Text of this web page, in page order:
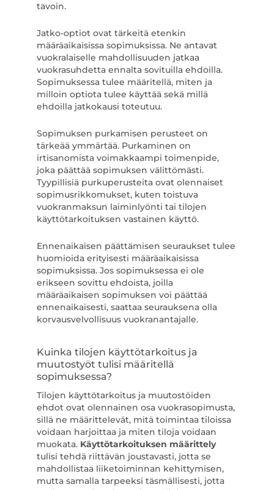
tavoin.
Jatko-optiot ovat tärkeitä etenkin
määräaikaisissa sopimuksissa. Ne antavat
vuokralaiselle mahdollisuuden jatkaa
vuokrasuhdetta ennalta sovituilla ehdoilla.
Sopimuksessa tulee määritellä, miten ja
milloin optiota tulee käyttää sekä millä
ehdoilla jatkokausi toteutuu.
Sopimuksen purkamisen perusteet on
tärkeää ymmärtää. Purkaminen on
irtisanomista voimakkaampi toimenpide,
joka päättää sopimuksen välittömästi.
Tyypillisiä purkuperusteita ovat olennaiset
sopimusrikkomukset, kuten toistuva
vuokranmaksun laiminlyönti tai tilojen
käyttötarkoituksen vastainen käyttö.
Ennenaikaisen päättämisen seuraukset tulee
huomioida erityisesti määräaikaisissa
sopimuksissa. Jos sopimuksessa ei ole
erikseen sovittu ehdoista, joilla
määräaikaisen sopimuksen voi päättää
ennenaikaisesti, saattaa seurauksena olla
korvausvelvollisuus vuokranantajalle.
Kuinka tilojen käyttötarkoitus ja
muutostyöt tulisi määritellä
sopimuksessa?
Tilojen käyttötarkoitus ja muutostöiden
ehdot ovat olennainen osa vuokrasopimusta,
sillä ne määrittelevät, mitä toimintaa tiloissa
voidaan harjoittaa ja miten tiloja voidaan
muokata. Käyttötarkoituksen määrittely
tulisi tehdä riittävän joustavasti, jotta se
mahdollistaa liiketoiminnan kehittymisen,
mutta samalla tarpeeksi täsmällisesti, jotta